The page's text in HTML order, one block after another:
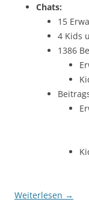
Chats:
15
4 Kids
1386
Weiterlesen →